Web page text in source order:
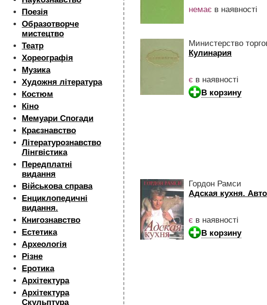
Поезія
Образотворче
мистецтво
Театр
Хореографія
Музика
Художня література
Костюм
Кіно
Мемуари Спогади
Краєзнавство
Літературознавство
Лінгвістика
Передплатні
видання
Військова справа
Енциклопедичні
видання.
Книгознавство
Естетика
Археологія
Різне
Еротика
Архітектура
Архітектура
Скульптура
немає в наявності
Министерство
Кулинария
є в наявності
В корзину
Гордон Рамси
Адская кухня.
є в наявності
В корзину